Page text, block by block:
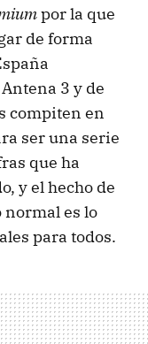
por la que
de forma
3 y de
compiten en
ser una serie
que ha
y el hecho de
normal es lo
para todos.